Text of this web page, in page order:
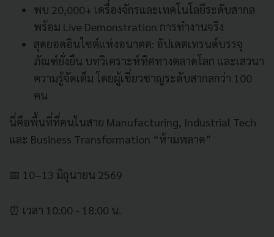
พบ 20,000+ เครื่องจักรและเทคโนโลยีระดับสากล
พร้อม Live Demonstration การทำงานจริง
สุดยอดอินไซต์แห่งอนาคต: อัปเดตเทรนด์บรรจุ
ภัณฑ์ยั่งยืน บทวิเคราะห์ทิศทางตลาดโลก และเสวนา
ความรู้จัดเต็ม โดยผู้เชี่ยวชาญระดับสากลกว่า 100
คน
นี่คือพื้นที่ที่คนในสาย Manufacturing, Industrial Tech
และ Business Transformation “ห้ามพลาด”
📅 10–13 มิถุนายน 2569
⏰ เวลา 10:00 - 18:00 น.